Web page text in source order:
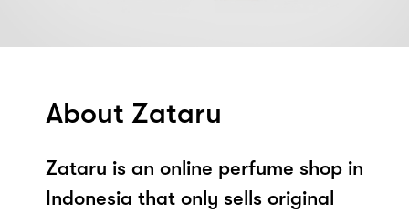
About Zataru
Zataru is an online perfume shop in
Indonesia that only sells original